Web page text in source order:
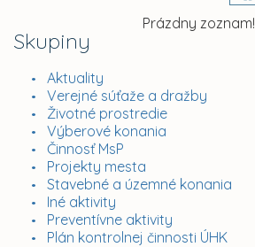
Skupiny
Aktuality
Verejné súťaže a dražby
Životné prostredie
Výberové konania
Činnosť MsP
Projekty mesta
Stavebné a územné konania
Iné aktivity
Preventívne aktivity
Plán kontrolnej činnosti ÚHK
Prázdny zoznam!